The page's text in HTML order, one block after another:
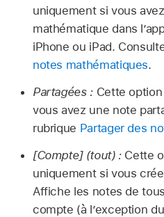
uniquement si vous
mathématique dans
iPhone ou iPad.
notes mathématiques.
Partagées :Cette option
vous avez une note
rubrique Partager des
[Compte] (tout) :Cette
uniquement si vous
Affiche les notes de
compte (à l’exception